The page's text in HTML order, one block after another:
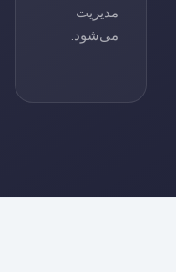
مدیریت
می‌شود.